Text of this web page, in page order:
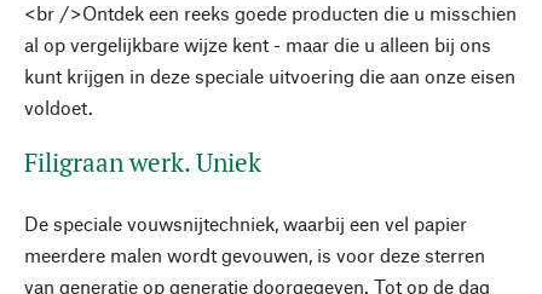
<br />Ontdek een reeks goede producten die u misschien
al op vergelijkbare wijze kent - maar die u alleen bij ons
kunt krijgen in deze speciale uitvoering die aan onze eisen
voldoet.
Filigraan werk. Uniek
De speciale vouwsnijtechniek, waarbij een vel papier
meerdere malen wordt gevouwen, is voor deze sterren
van generatie op generatie doorgegeven. Tot op de dag